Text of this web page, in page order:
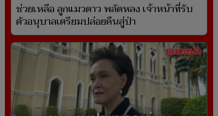
ช่วยเหลือ ลูกแมวดาว พลัดหลง เจ้าหน้าที่รับ
ตัวอนุบาลเตรียมปล่อยคืนสู่ป่า